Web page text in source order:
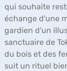
qui souhaite
échange d'une
gardien d'un
sanctuaire de
du bois et des
suit un rituel